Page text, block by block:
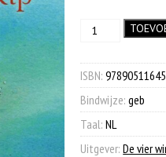
was:
€
Op
de
zeekip
aantal
ISBN:
Bindwijze:geb
Taal:NL
Uitgever:De vier